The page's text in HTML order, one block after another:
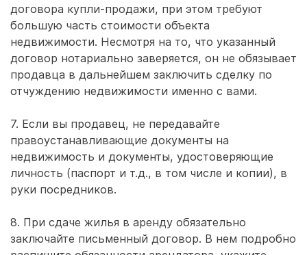
договора купли-­продажи, при этом требуют
большую часть стоимости объекта
недвижимости. Несмотря на то, что указанный
договор нотариально заверяется, он не обязывает
продавца в дальнейшем заключить сделку по
отчуждению недвижимости именно с вами.
7. Если вы продавец, не передавайте
правоустанавливающие документы на
недвижимость и документы, удостоверяющие
личность (паспорт и т.д., в том числе и копии), в
руки посредников.
8. При сдаче жилья в аренду обязательно
заключайте письменный договор. В нем подробно